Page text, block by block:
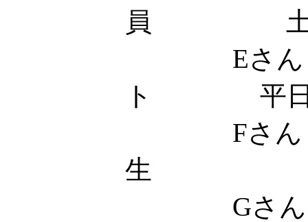
員 土
Eさん
ト 平日18
Fさん
生 土
Gさ